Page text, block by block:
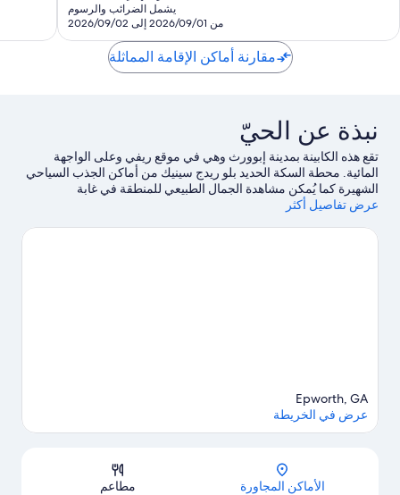
هو
SAR
704
يشمل الضرائب والرسوم
من 2026/09/01 إلى 2026/09/02
مقارنة أماكن الإقامة المماثلة
نبذة عن الحيّ
تقع هذه الكابينة بمدينة إبوورث وهي في موقع ريفي وعلى الواجهة
المائية. محطة السكة الحديد بلو ريدج سينيك من أماكن الجذب السياحي
الشهيرة كما يُمكن مشاهدة الجمال الطبيعي للمنطقة في غابة
عرض تفاصيل أكثر
Epworth, GA
عرض في الخريطة
الأماكن المجاورة مطاعم